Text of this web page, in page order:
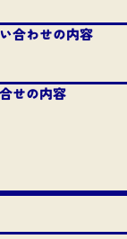
合わせの内容
せの内容